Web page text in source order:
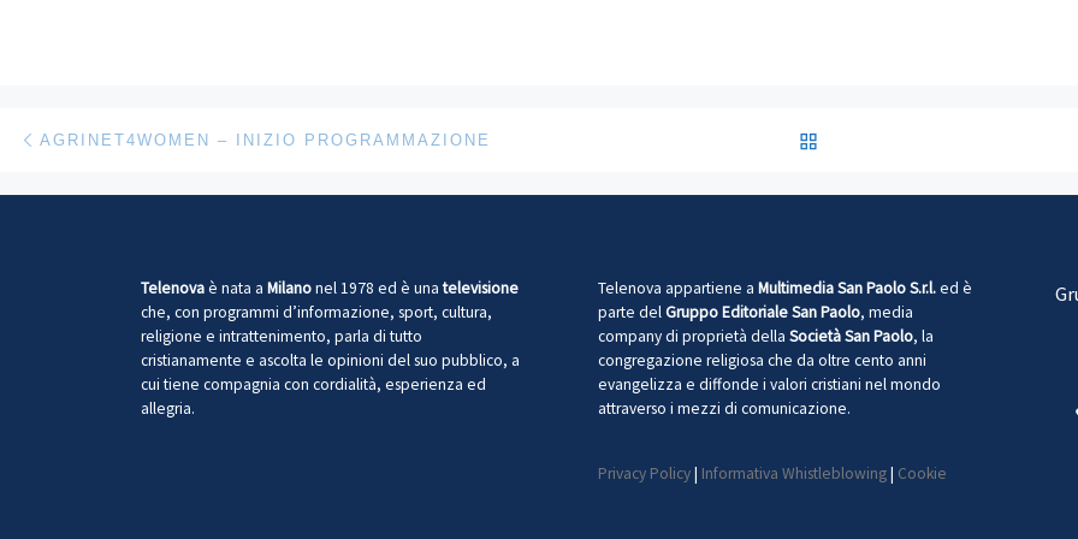
Navigazione articoli
AGRINET4WOMEN – INIZIO PROGRAMMAZIONE
Telenovaè nata a Milanonel 1978 ed è unatelevisione
che, con programmi d’informazione, sport, cultura,
religione e intrattenimento, parla di tutto
cristianamente e ascolta le opinioni del suo pubblico, a
cui tiene compagnia con cordialità, esperienza ed
allegria.
Telenova appartiene a Multimedia San Paolo S.r.l.ed è
parte delGruppo Editoriale San Paolo, media
company di proprietà della Società San Paolo, la
congregazione religiosa che da oltre cento anni
evangelizza e diffonde i valori cristiani nel mondo
attraverso i mezzi di comunicazione.
Privacy Policy| Informativa Whistleblowing| Cookie